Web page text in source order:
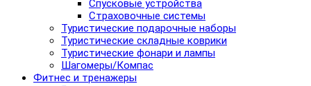
Спусковые устройства
Страховочные системы
Туристические подарочные наборы
Туристические складные коврики
Туристические фонари и лампы
Шагомеры/Компас
Фитнес и тренажеры